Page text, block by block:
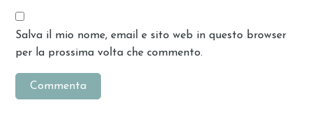
Salva il mio nome, email e sito web in questo browser
per la prossima volta che commento.